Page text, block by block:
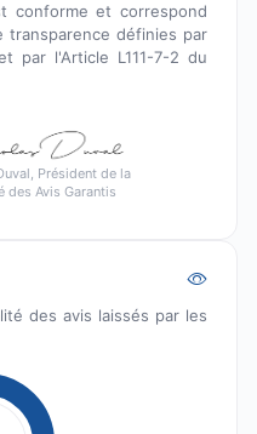
conforme et correspond
définies par
par l'Article L111-7-2 du
Président de la
des Avis Garantis
des avis laissés par les